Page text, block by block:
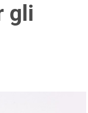
gli